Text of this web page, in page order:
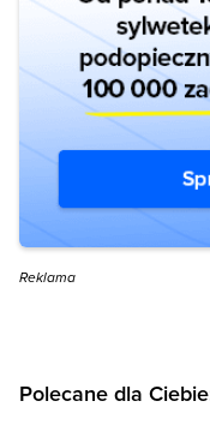
Reklama
Polecane dla